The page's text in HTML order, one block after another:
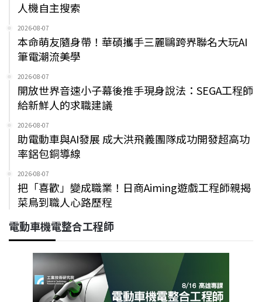
人機自主搜索
2026-08-07
本命萌友隨身帶！華碩攜手三麗鷗跨界聯名大玩AI
筆電潮流美學
2026-08-07
開放世界音速小子幕後推手現身說法：SEGA工程師
給新鮮人的求職建議
2026-08-07
助電動車與AI發展 成大洪飛義團隊成功開發超高功
率鋁包銅導線
2026-08-07
把「喜歡」變成職業！日商Aiming遊戲工程師親揭
菜鳥到職人心路歷程
電動車機電整合工程師